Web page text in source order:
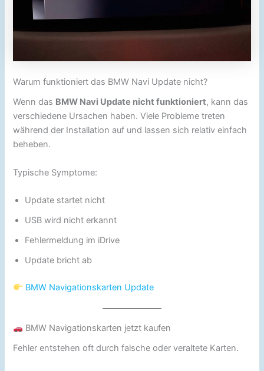
Warum funktioniert das BMW Navi Update nicht?
Wenn das BMW Navi Update nicht funktioniert, kann das
verschiedene Ursachen haben. Viele Probleme treten
während der Installation auf und lassen sich relativ einfach
beheben.
Typische Symptome:
Update startet nicht
USB wird nicht erkannt
Fehlermeldung im iDrive
Update bricht ab
BMW Navigationskarten Update
BMW Navigationskarten jetzt kaufen
Fehler entstehen oft durch falsche oder veraltete Karten.